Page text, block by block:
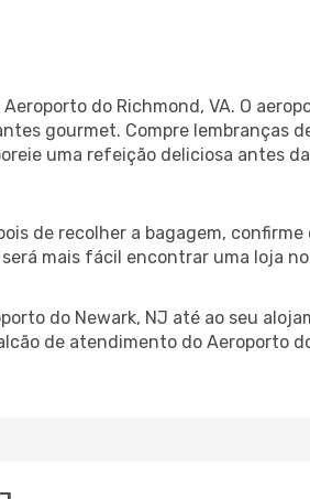
do Richmond, VA. O
gourmet. Compre lembranças
uma refeição deliciosa antes
de recolher a bagagem,
mais fácil encontrar uma loja
do Newark, NJ até ao seu
de atendimento do Aeroporto